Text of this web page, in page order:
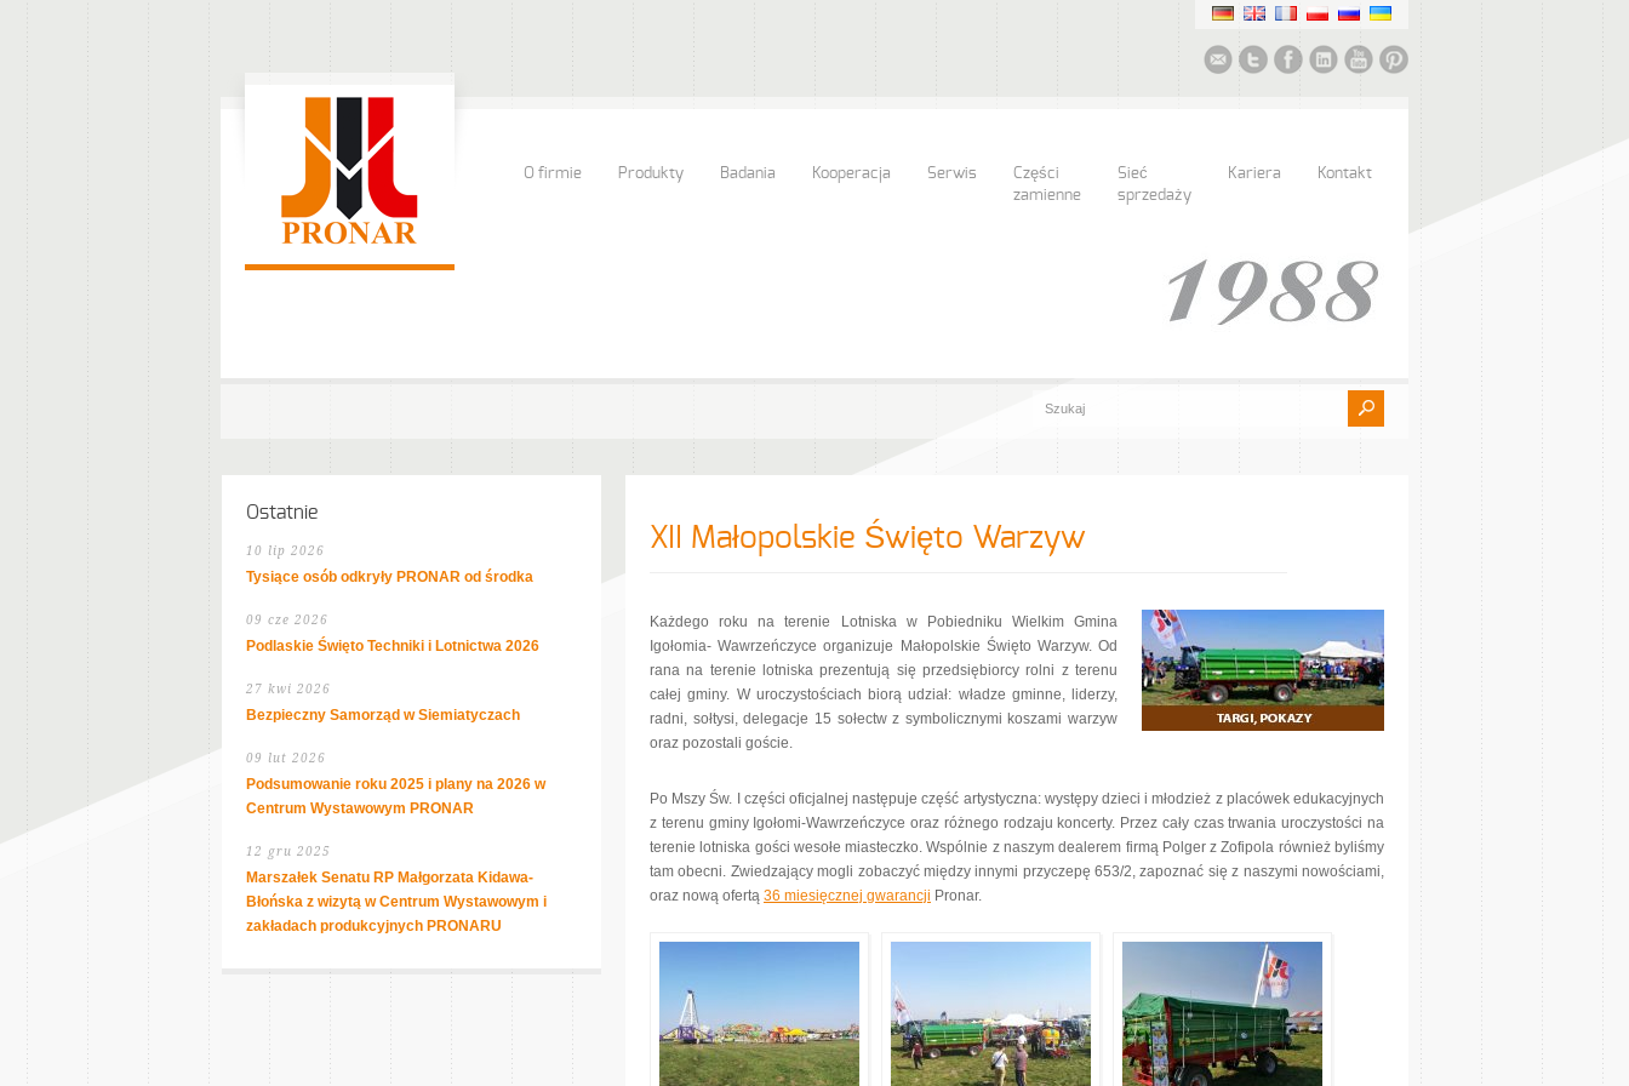
O firmie Produkty Badania Kooperacja Serwis
Części
zamienne
Sieć
sprzedaży
Kariera Kontakt
XII Małopolskie Święto Warzyw
Każdego roku na terenie Lotniska w Pobiedniku Wielkim Gmina
Igołomia- Wawrzeńczyce organizuje Małopolskie Święto Warzyw. Od
rana na terenie lotniska prezentują się przedsiębiorcy rolni z terenu
całej gminy. W uroczystościach biorą udział: władze gminne, liderzy,
radni, sołtysi, delegacje 15 sołectw z symbolicznymi koszami warzyw
oraz pozostali goście.
Po Mszy Św. I części oficjalnej następuje część artystyczna: występy dzieci i młodzież z placówek edukacyjnych
z terenu gminy Igołomi-Wawrzeńczyce oraz różnego rodzaju koncerty. Przez cały czas trwania uroczystości na
terenie lotniska gości wesołe miasteczko. Wspólnie z naszym dealerem firmą Polger z Zofipola również byliśmy
tam obecni. Zwiedzający mogli zobaczyć między innymi przyczepę 653/2, zapoznać się z naszymi nowościami,
oraz nową ofertą 36 miesięcznej gwarancji Pronar.
Ostatnie
10 lip 2026
Tysiące osób odkryły PRONAR od środka
09 cze 2026
Podlaskie Święto Techniki i Lotnictwa 2026
27 kwi 2026
Bezpieczny Samorząd w Siemiatyczach
09 lut 2026
Podsumowanie roku 2025 i plany na 2026 w
Centrum Wystawowym PRONAR
12 gru 2025
Marszałek Senatu RP Małgorzata Kidawa-
Błońska z wizytą w Centrum Wystawowym i
zakładach produkcyjnych PRONARU